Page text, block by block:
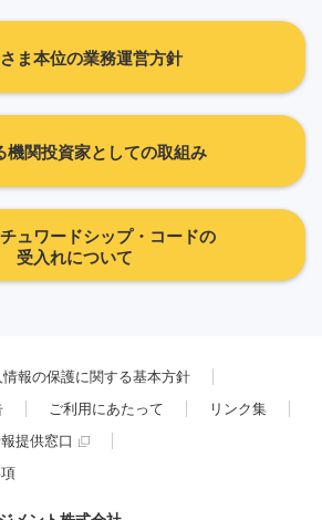
ま本位の業務運営方針
機関投資家としての取組み
ュワードシップ・コードの
受入れについて
情報の保護に関する基本方針
ご利用にあたって
リンク集
提供窓口